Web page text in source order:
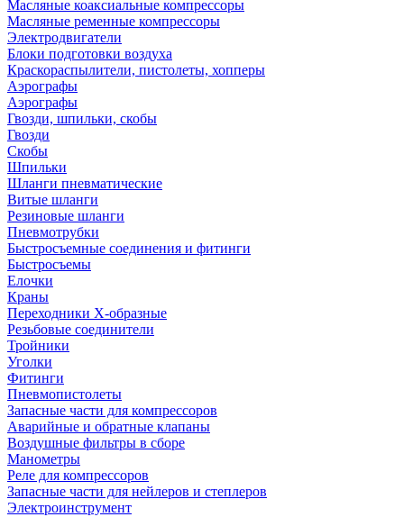
Масляные коаксиальные компрессоры
Масляные ременные компрессоры
Электродвигатели
Блоки подготовки воздуха
Краскораспылители, пистолеты, хопперы
Аэрографы
Аэрографы
Гвозди, шпильки, скобы
Гвозди
Скобы
Шпильки
Шланги пневматические
Витые шланги
Резиновые шланги
Пневмотрубки
Быстросъемные соединения и фитинги
Быстросъемы
Елочки
Краны
Переходники Х-образные
Резьбовые соединители
Тройники
Уголки
Фитинги
Пневмопистолеты
Запасные части для компрессоров
Аварийные и обратные клапаны
Воздушные фильтры в сборе
Манометры
Реле для компрессоров
Запасные части для нейлеров и степлеров
Электроинструмент